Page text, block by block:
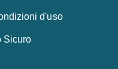
d'uso
Sicuro